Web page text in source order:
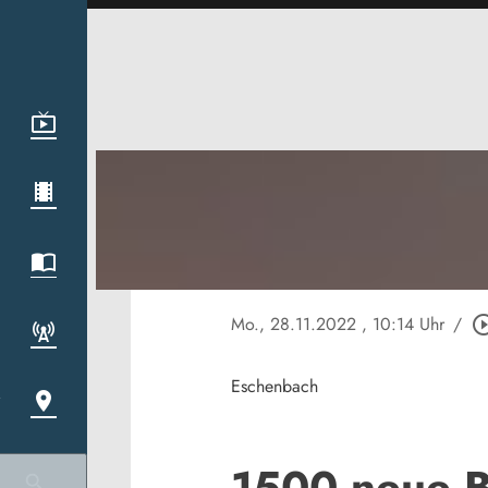
Mo., 28.11.2022 , 10:14 Uhr /
Eschenbach